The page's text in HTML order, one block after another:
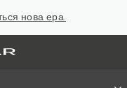
нова ера.